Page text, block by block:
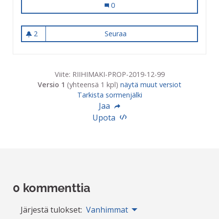
Cocks Areena - Matkakeskus -
0
2
2 seuraajaa
Seuraa
Viite: RIIHIMAKI-PROP-2019-12-99
Versio 1 (yhteensä 1 kpl) näytä muut versiot
Tarkista sormenjälki
Jaa
Upota
0 kommenttia
Järjestä tulokset: Vanhimmat